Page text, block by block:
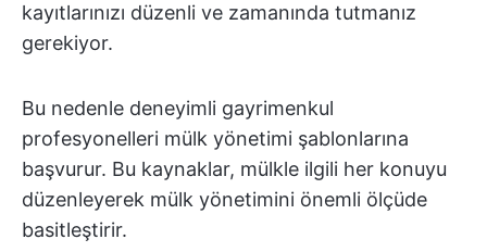
kayıtlarınızı düzenli ve zamanında tutmanız
gerekiyor.
Bu nedenle deneyimli gayrimenkul
profesyonelleri mülk yönetimi şablonlarına
başvurur. Bu kaynaklar, mülkle ilgili her konuyu
düzenleyerek mülk yönetimini önemli ölçüde
basitleştirir.